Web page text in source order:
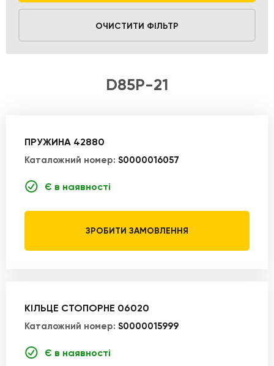
ОЧИСТИТИ ФІЛЬТР
D85P-21
ПРУЖИНА 42880
Каталожний номер: S0000016057
Є в наявності
ЗРОБИТИ ЗАМОВЛЕННЯ
КІЛЬЦЕ СТОПОРНЕ 06020
Каталожний номер: S0000015999
Є в наявності